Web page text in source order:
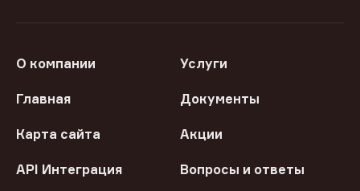
О компании Услуги
Главная Документы
Карта сайта Акции
API Интеграция Вопросы и ответы